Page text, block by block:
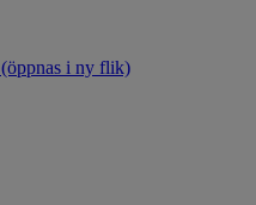
(öppnas i ny flik)